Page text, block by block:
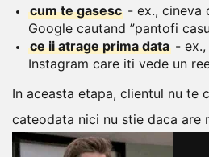
cum te gasesc - ex., cineva
Google cautand ”pantofi
ce ii atrage prima data -
Instagram care iti vede un
In aceasta etapa, clientul nu te
cateodata nici nu stie daca are